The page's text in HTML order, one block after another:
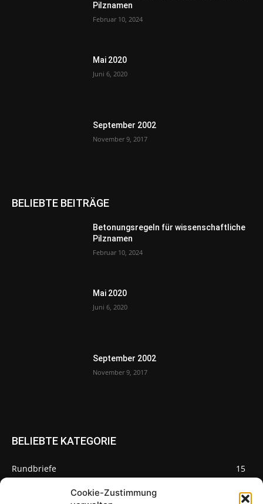
Cookie-Zustimmung
Pilznamen
Februar 10, 2024
Mai 2020
Juni 6, 2020
September 2002
November 9, 2017
BELIEBTE BEITRÄGE
Betonungsregeln für wissenschaftliche
Pilznamen
Februar 10, 2024
Mai 2020
Juni 6, 2020
September 2002
November 9, 2017
BELIEBTE KATEGORIE
Rundbriefe
15